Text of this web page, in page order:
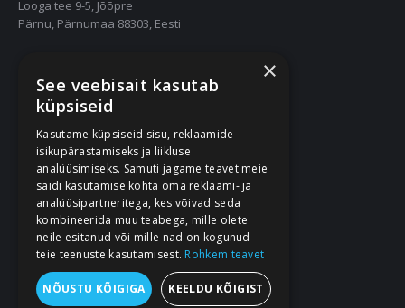
Looga tee 9-5, Jõõpre
Pärnu, Pärnumaa 88303, Eesti
55667252
info@nukuriided.ee
Müügitingimused
Privaatsustingimused
×
See veebisait kasutab
küpsiseid
Kasutame küpsiseid sisu, reklaamide
isikupärastamiseks ja liikluse
analüüsimiseks. Samuti jagame teavet meie
saidi kasutamise kohta oma reklaami- ja
analüüsipartneritega, kes võivad seda
kombineerida muu teabega, mille olete
neile esitanud või mille nad on kogunud
teie teenuste kasutamisest. Rohkem teavet
NÕUSTU KÕIGIGA KEELDU KÕIGIST